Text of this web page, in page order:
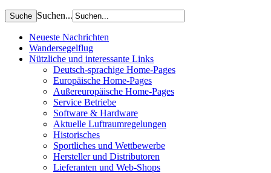
Suchen...
Neueste Nachrichten
Wandersegelflug
Nützliche und interessante Links
Deutsch-sprachige Home-Pages
Europäische Home-Pages
Außereuropäische Home-Pages
Service Betriebe
Software & Hardware
Aktuelle Luftraumregelungen
Historisches
Sportliches und Wettbewerbe
Hersteller und Distributoren
Lieferanten und Web-Shops